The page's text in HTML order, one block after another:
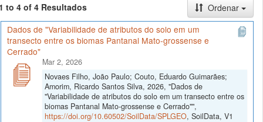
to 4 of 4 Resultados
Ordenar
Dados de "Variabilidade de atributos do solo em um
transecto entre os biomas Pantanal Mato-grossense e
Cerrado"
Mar 2, 2026
Novaes Filho, João Paulo; Couto, Eduardo Guimarães;
Amorim, Ricardo Santos Silva, 2026, "Dados de
"Variabilidade de atributos do solo em um transecto entre os
biomas Pantanal Mato-grossense e Cerrado"",
https://doi.org/10.60502/SoilData/SPLGEO, SoilData, V1